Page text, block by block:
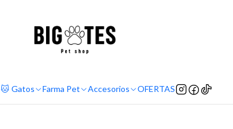
🐱 Gatos Farma Pet Accesorios OFERTAS
Home Comida perro
Comida perro